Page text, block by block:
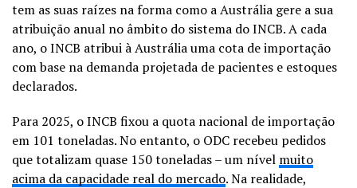
tem as suas raízes na forma como a Austrália gere a sua
atribuição anual no âmbito do sistema do INCB. A cada
ano, o INCB atribui à Austrália uma cota de importação
com base na demanda projetada de pacientes e estoques
declarados.
Para 2025, o INCB fixou a quota nacional de importação
em 101 toneladas. No entanto, o ODC recebeu pedidos
que totalizam quase 150 toneladas – um nível muito
acima da capacidade real do mercado. Na realidade,